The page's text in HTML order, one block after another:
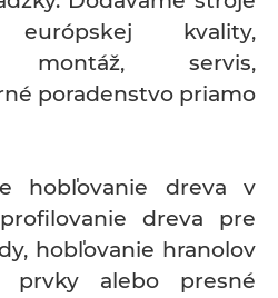
kvality,
montáž, servis,
poradenstvo priamo
hobľovanie dreva v
dreva pre
hobľovanie hranolov
prvky alebo presné